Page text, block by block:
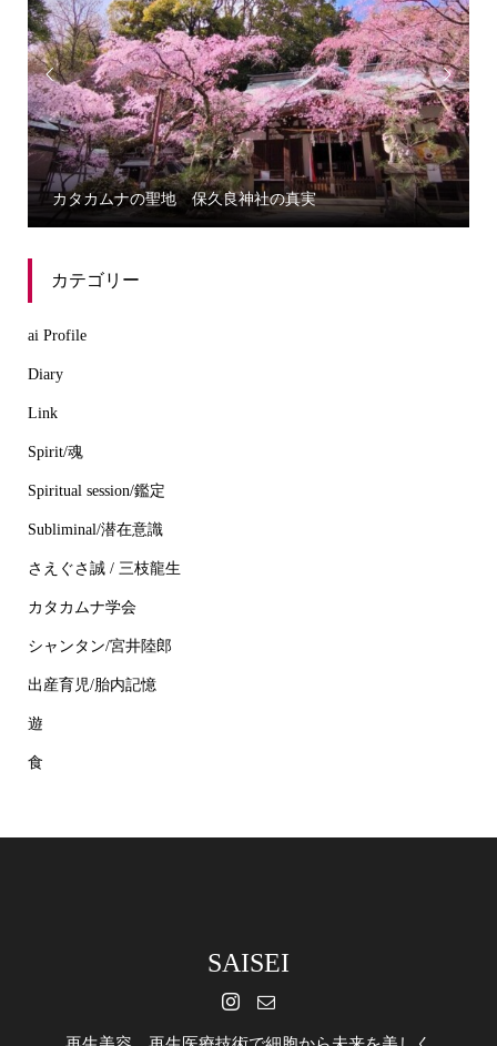

カタカムナの聖地 保久良神社の真実

カテゴリー
ai Profile
Diary
Link
Spirit/魂
Spiritual session/鑑定
Subliminal/潜在意識
さえぐさ誠 / 三枝龍生
カタカムナ学会
シャンタン/宮井陸郎
出産育児/胎内記憶
遊
食
SAISEI